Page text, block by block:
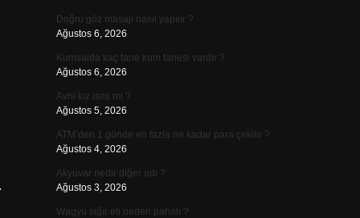
Doğru göz masajı nasıl yapılır ?
Ağustos 6, 2026
Kumsalda kaç tane kum tanesi vardır ?
Ağustos 6, 2026
Avni kız ismi mi ?
Ağustos 5, 2026
ATM’den 1 günde en fazla ne kadar para çekilir ?
Ağustos 4, 2026
Akyuvar nedir diğer adı ?
Ağustos 3, 2026
Wagyu sığır eti neden pahalı ?